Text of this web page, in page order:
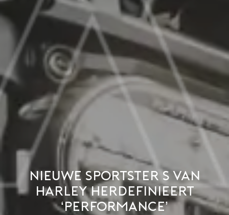
Nieuwe Sportster S van
Harley herdefinieert
‘performance’